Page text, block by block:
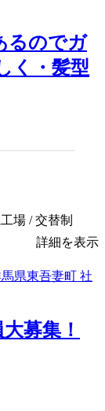
るのでガ
く・髪型
場 / 交替制
詳細を表示
募集！